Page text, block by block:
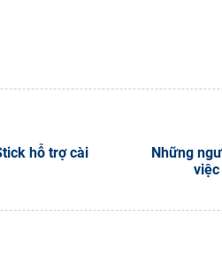
hỗ trợ cài
Những